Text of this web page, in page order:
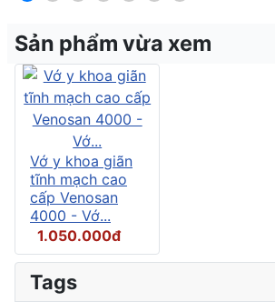
Sản phẩm vừa xem
Vớ y khoa giãn
tĩnh mạch cao
cấp Venosan
4000 - Vớ...
1.050.000đ
Tags